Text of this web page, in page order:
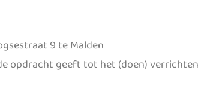
9 te Malden
opdracht geeft tot het (doen)